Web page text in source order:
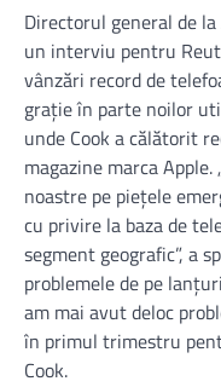
Directorul general de
un interviu pentru
vânzări record de
graţie în parte noilor
unde Cook a călătorit
magazine marca
noastre pe pieţele
cu privire la baza de
segment geografic”, a
problemele de pe
am mai avut deloc
în primul trimestru
Cook.